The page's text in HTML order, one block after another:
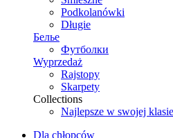
Podkolanówki
Długie
Белье
Футболки
Wyprzedaż
Rajstopy
Skarpety
Collections
Najlepsze w swojej klasie
Dla chłopców